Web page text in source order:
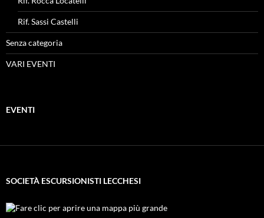
Rif. Sassi Castelli
Senza categoria
VARI EVENTI
EVENTI
SOCIETÀ ESCURSIONISTI LECCHESI